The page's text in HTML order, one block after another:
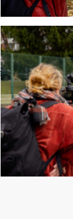
jsou označeny*